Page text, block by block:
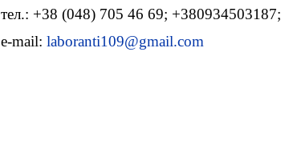
тел.: +38 (048) 705 46 69; +380934503187;
e-mail: laboranti109@gmail.com